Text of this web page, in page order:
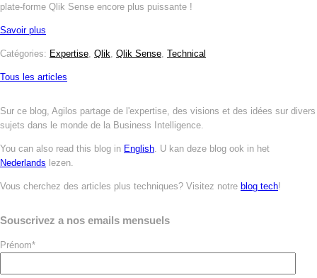
plate-forme Qlik Sense encore plus puissante !
Savoir plus
Catégories: Expertise Qlik Qlik Sense Technical
Tous les articles
Sur ce blog, Agilos partage de l'expertise, des visions et des idées sur divers
sujets dans le monde de la Business Intelligence.
You can also read this blog in English . U kan deze blog ook in het
Nederlands lezen.
Vous cherchez des articles plus techniques? Visitez notre blog tech!
Souscrivez a nos emails mensuels
Prénom*